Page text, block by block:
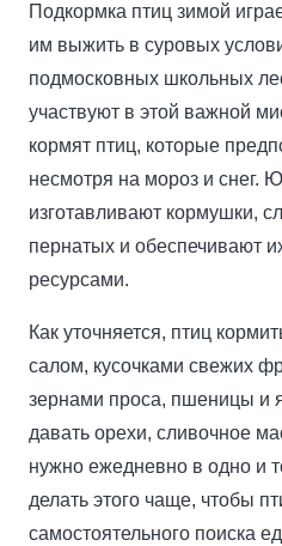
Подкормка птиц зимой
им выжить в суровых
подмосковных школьных
участвуют в этой важной
кормят птиц, которые
несмотря на мороз и снег.
изготавливают кормушки,
пернатых и обеспечивают
ресурсами.
Как уточняется, птиц
салом, кусочками свежих
зернами проса, пшеницы и
давать орехи, сливочное
нужно ежедневно в одно и
делать этого чаще, чтобы
самостоятельного поиска